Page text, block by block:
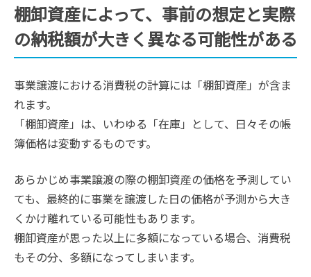
棚卸資産によって、事前の想定と実際
の納税額が大きく異なる可能性がある
事業譲渡における消費税の計算には「棚卸資産」が含ま
れます。
「棚卸資産」は、いわゆる「在庫」として、日々その帳
簿価格は変動するものです。
あらかじめ事業譲渡の際の棚卸資産の価格を予測してい
ても、最終的に事業を譲渡した日の価格が予測から大き
くかけ離れている可能性もあります。
棚卸資産が思った以上に多額になっている場合、消費税
もその分、多額になってしまいます。